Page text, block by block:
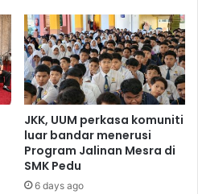
JKK, UUM perkasa komuniti
luar bandar menerusi
Program Jalinan Mesra di
SMK Pedu
6 days ago